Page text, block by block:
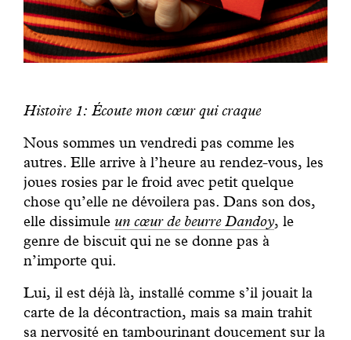
Histoire 1: Écoute mon cœur qui craque
Nous sommes un vendredi pas comme les
autres. Elle arrive à l’heure au rendez-vous, les
joues rosies par le froid avec petit quelque
chose qu’elle ne dévoilera pas. Dans son dos,
elle dissimule un cœur de beurre Dandoy, le
genre de biscuit qui ne se donne pas à
n’importe qui.
Lui, il est déjà là, installé comme s’il jouait la
carte de la décontraction, mais sa main trahit
sa nervosité en tambourinant doucement sur la